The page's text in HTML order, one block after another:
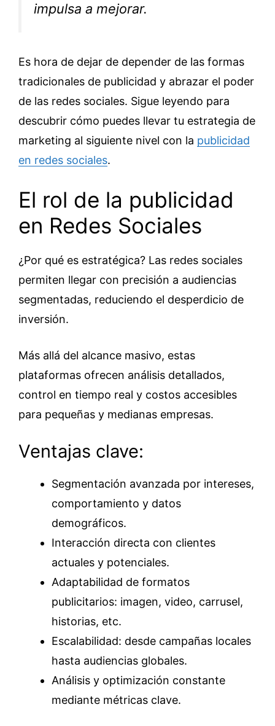
impulsa a mejorar.
Es hora de dejar de depender de las formas
tradicionales de publicidad y abrazar el poder
de las redes sociales. Sigue leyendo para
descubrir cómo puedes llevar tu estrategia de
marketing al siguiente nivel con la publicidad
en redes sociales.
El rol de la publicidad
en Redes Sociales
¿Por qué es estratégica? Las redes sociales
permiten llegar con precisión a audiencias
segmentadas, reduciendo el desperdicio de
inversión.
Más allá del alcance masivo, estas
plataformas ofrecen análisis detallados,
control en tiempo real y costos accesibles
para pequeñas y medianas empresas.
Ventajas clave:
Segmentación avanzada por intereses,
comportamiento y datos
demográficos.
Interacción directa con clientes
actuales y potenciales.
Adaptabilidad de formatos
publicitarios: imagen, video, carrusel,
historias, etc.
Escalabilidad: desde campañas locales
hasta audiencias globales.
Análisis y optimización constante
mediante métricas clave.